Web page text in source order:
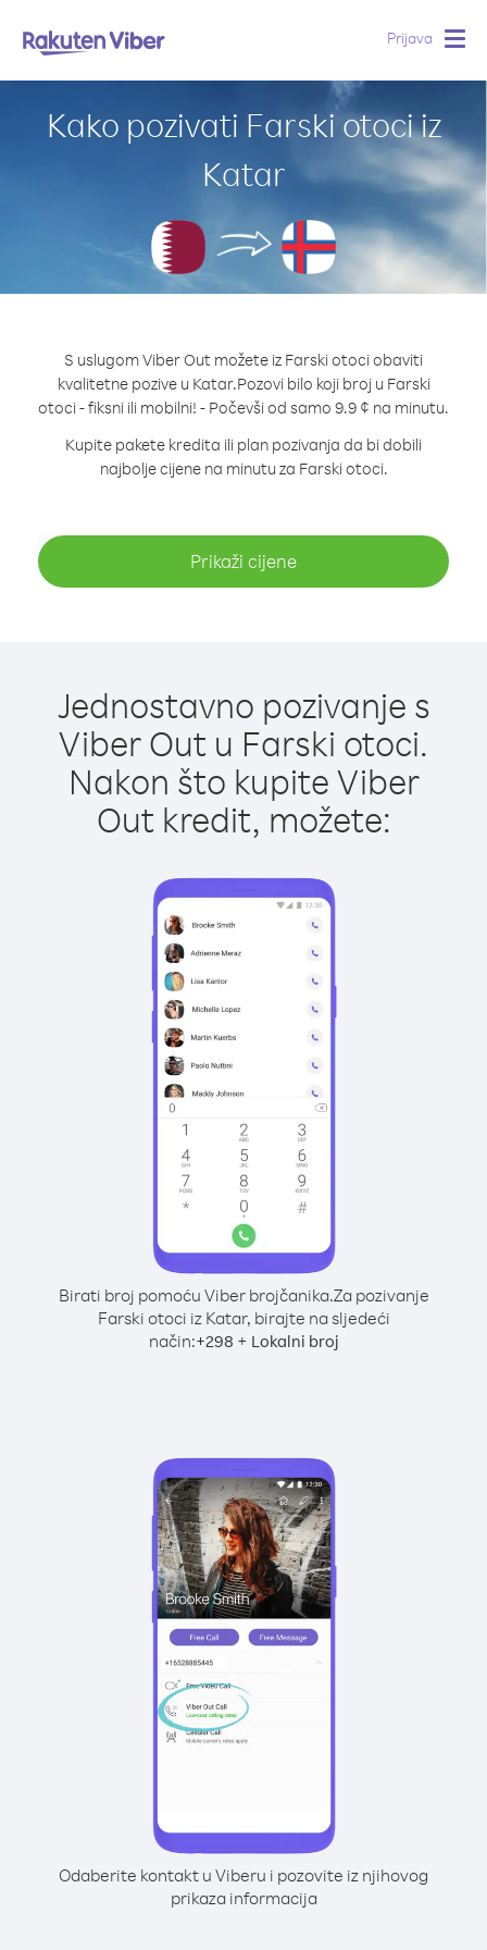
Prijava
Kako pozivati Farski otoci iz
Katar
S uslugom Viber Out možete iz Farski otoci obaviti
kvalitetne pozive u Katar.Pozovi bilo koji broj u Farski
otoci - fiksni ili mobilni! - Počevši od samo 9.9 ¢ na minutu.
Kupite pakete kredita ili plan pozivanja da bi dobili
najbolje cijene na minutu za Farski otoci.
Prikaži cijene
Jednostavno pozivanje s
Viber Out u Farski otoci.
Nakon što kupite Viber
Out kredit, možete:
Birati broj pomoću Viber brojčanika.Za pozivanje
Farski otoci iz Katar, birajte na sljedeći
način:+298 + Lokalni broj
Odaberite kontakt u Viberu i pozovite iz njihovog
prikaza informacija